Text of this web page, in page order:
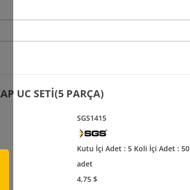
SGS1415
UC SETİ(5 PARÇA)
Kutu İçi Adet : 5 Koli İçi Adet : 50
adet
4,75 $